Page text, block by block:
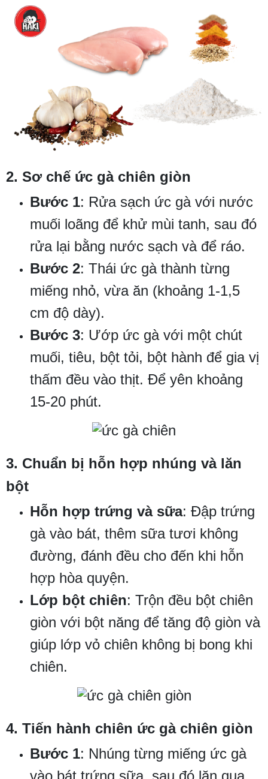
2. Sơ chế ức gà chiên giòn
Bước 1: Rửa sạch ức gà với nước
muối loãng để khử mùi tanh, sau đó
rửa lại bằng nước sạch và để ráo.
Bước 2: Thái ức gà thành từng
miếng nhỏ, vừa ăn (khoảng 1-1,5
cm độ dày).
Bước 3: Ướp ức gà với một chút
muối, tiêu, bột tỏi, bột hành để gia vị
thấm đều vào thịt. Để yên khoảng
15-20 phút.
3. Chuẩn bị hỗn hợp nhúng và lăn
bột
Hỗn hợp trứng và sữa: Đập trứng
gà vào bát, thêm sữa tươi không
đường, đánh đều cho đến khi hỗn
hợp hòa quyện.
Lớp bột chiên: Trộn đều bột chiên
giòn với bột năng để tăng độ giòn và
giúp lớp vỏ chiên không bị bong khi
chiên.
4. Tiến hành chiên ức gà chiên giòn
Bước 1: Nhúng từng miếng ức gà